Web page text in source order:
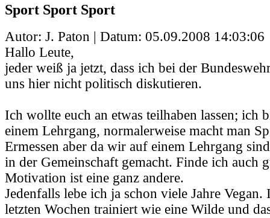
Sport Sport Sport
Autor: J. Paton | Datum: 05.09.2008 14:03:06
Hallo Leute,
jeder weiß ja jetzt, dass ich bei der
uns hier nicht politisch diskutieren.
Ich wollte euch an etwas teilhaben lassen; ich
einem Lehrgang, normalerweise macht man
Ermessen aber da wir auf einem Lehrgang
in der Gemeinschaft gemacht. Finde ich auch
Motivation ist eine ganz andere.
Jedenfalls lebe ich ja schon viele Jahre Vegan.
letzten Wochen trainiert wie eine Wilde und